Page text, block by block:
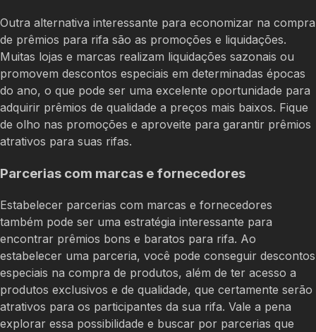
Outra alternativa interessante para economizar na compra
de prêmios para rifa são as promoções e liquidações.
Muitas lojas e marcas realizam liquidações sazonais ou
promovem descontos especiais em determinadas épocas
do ano, o que pode ser uma excelente oportunidade para
adquirir prêmios de qualidade a preços mais baixos. Fique
de olho nas promoções e aproveite para garantir prêmios
atrativos para suas rifas.
Parcerias com marcas e fornecedores
Estabelecer parcerias com marcas e fornecedores
também pode ser uma estratégia interessante para
encontrar prêmios bons e baratos para rifa. Ao
estabelecer uma parceria, você pode conseguir descontos
especiais na compra de produtos, além de ter acesso a
produtos exclusivos e de qualidade, que certamente serão
atrativos para os participantes da sua rifa. Vale a pena
explorar essa possibilidade e buscar por parcerias que